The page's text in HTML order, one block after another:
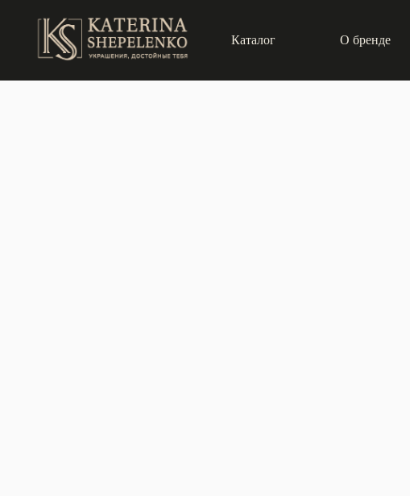
Каталог О бренде